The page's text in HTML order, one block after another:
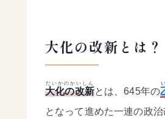
大化の改新とは
大化の改新
だいかのかいしん
とは、645年の
となって進めた一連の政